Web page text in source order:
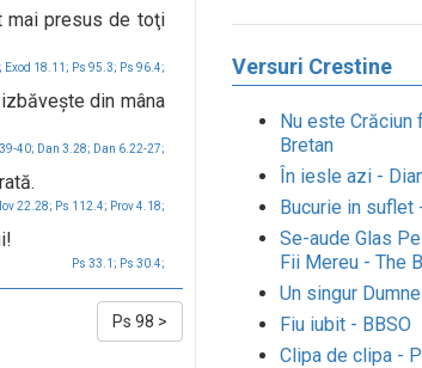
mai presus de toţi
Exod 18.11; Ps 95.3; Ps 96.4;
din mâna
40; Dan 3.28; Dan 6.22-27;
Iov 22.28; Ps 112.4; Prov 4.18;
Ps 33.1; Ps 30.4;
Ps 98 >
Versuri Crestine
Nu este Crăciun
Bretan
În iesle azi -
Bucurie in suflet
Se-aude Glas
Fii Mereu - The
Un singur
Fiu iubit - BBSO
Clipa de clipa -